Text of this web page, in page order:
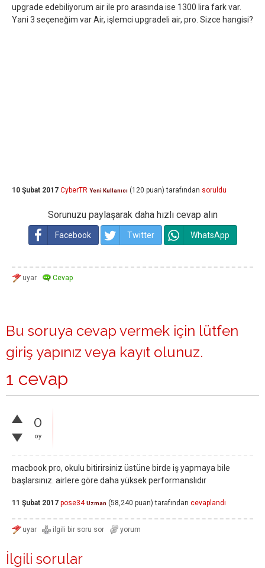
upgrade edebiliyorum air ile pro arasında ise 1300 lira fark var.
Yani 3 seçeneğim var Air, işlemci upgradeli air, pro. Sizce hangisi?
10 Şubat 2017 CyberTR Yeni Kullanıcı (120 puan) tarafından soruldu
Sorunuzu paylaşarak daha hızlı cevap alın
Facebook Twitter WhatsApp
Bu soruya cevap vermek için lütfen
giriş yapınız veya kayıt olunuz.
1 cevap
0
oy
macbook pro, okulu bitirirsiniz üstüne birde iş yapmaya bile
başlarsınız. airlere göre daha yüksek performanslıdır
11 Şubat 2017 pose34 Uzman (58,240 puan) tarafından cevaplandı
İlgili sorular